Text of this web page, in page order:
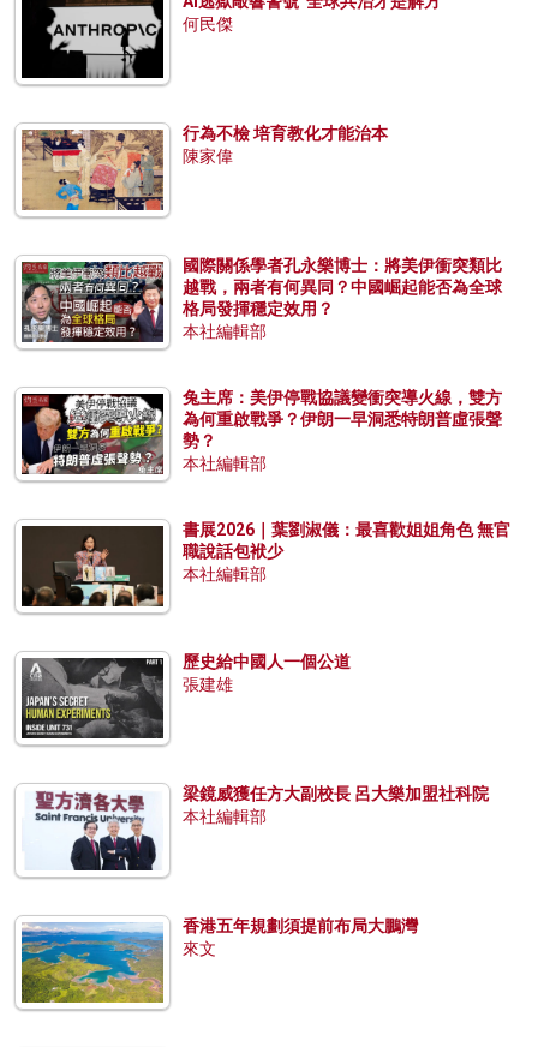
何民傑
行為不檢 培育教化才能治本
陳家偉
國際關係學者孔永樂博士：將美伊衝突類比
越戰，兩者有何異同？中國崛起能否為全球
格局發揮穩定效用？
本社編輯部
兔主席：美伊停戰協議變衝突導火線，雙方
為何重啟戰爭？伊朗一早洞悉特朗普虛張聲
勢？
本社編輯部
書展2026｜葉劉淑儀：最喜歡姐姐角色 無官
職說話包袱少
本社編輯部
歷史給中國人一個公道
張建雄
梁鏡威獲任方大副校長 呂大樂加盟社科院
本社編輯部
香港五年規劃須提前布局大鵬灣
來文